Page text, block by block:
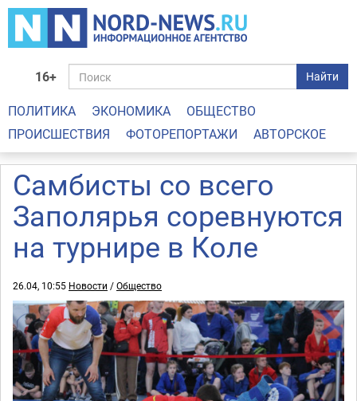
16+ Найти
ПОЛИТИКА ЭКОНОМИКА
ОБЩЕСТВО
ПРОИСШЕСТВИЯ
ФОТОРЕПОРТАЖИ АВТОРСКОЕ
Самбисты со всего
Заполярья соревнуются
на турнире в Коле
26.04, 10:55 Новости /Общество